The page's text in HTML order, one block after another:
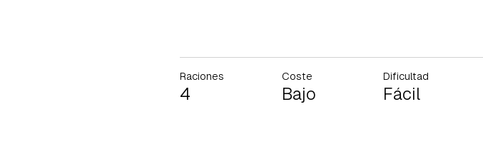
Raciones
4
Coste
Bajo
Dificultad
Fácil